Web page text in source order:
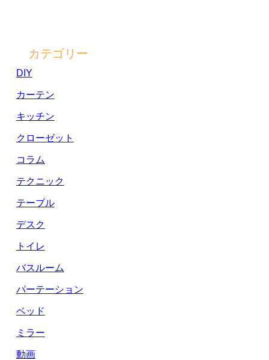
カテゴリー
DIY
カーテン
キッチン
クローゼット
コラム
テクニック
テーブル
デスク
トイレ
バスルーム
パーテーション
ベッド
ミラー
動画